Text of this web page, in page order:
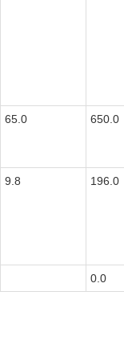
65.0 650.0
9.8 196.0
0.0